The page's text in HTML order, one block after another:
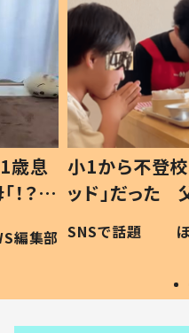
歳息
？」
編集部
小1から不登校
ッド」だった
作り続ける
#令和の子
SNSで話題